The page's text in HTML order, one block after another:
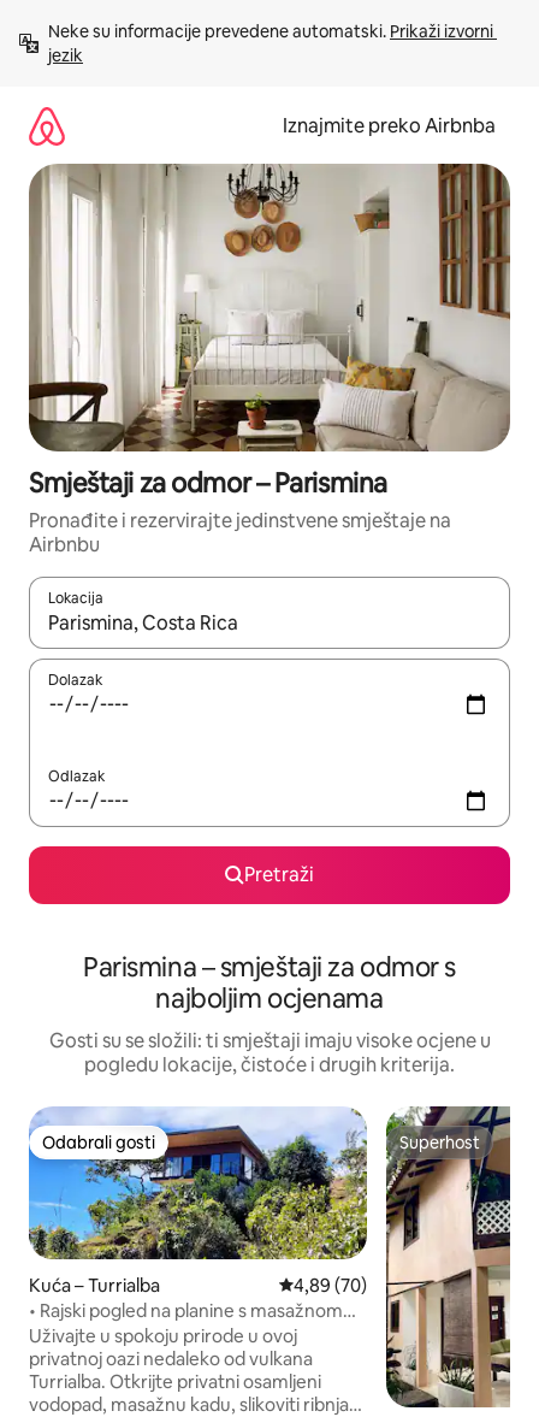
sadržaj
Neke su informacije prevedene automatski. Prikaži izvorni
jezik
Iznajmite preko Airbnba
Smještaji za odmor – Parismina
Pronađite i rezervirajte jedinstvene smještaje na
Airbnbu
Lokacija
Kada budu dostupni rezultati, moći ćete ih pregledati
Dolazak
Odlazak
Pretraži
Parismina – smještaji za odmor s
najboljim ocjenama
Gosti su se složili: ti smještaji imaju visoke ocjene u
pogledu lokacije, čistoće i drugih kriterija.
Odabrali gosti
Odabrali gosti
Kuća – Turrialba Prosječna ocjena: 4,89/5,
4,89 (70)
• Rajski pogled na planine s masažnom
kadom i vodopadom
Uživajte u spokoju prirode u ovoj
privatnoj oazi nedaleko od vulkana
Turrialba. Otkrijte privatni osamljeni
vodopad, masažnu kadu, slikoviti ribnjak
Superhost
Superhost